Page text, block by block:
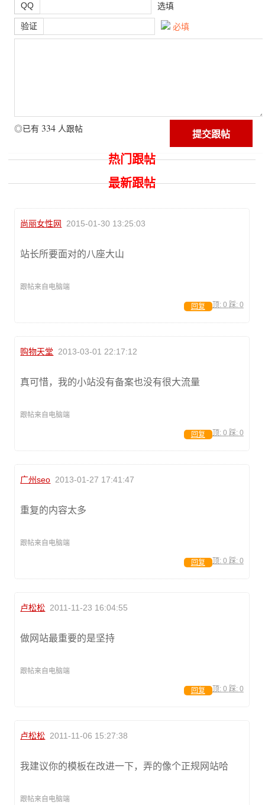
QQ 选填
验证 必填
◎已有 334 人跟帖
热门跟帖
最新跟帖
尚丽女性网 2015-01-30 13:25:03
站长所要面对的八座大山
跟帖来自电脑端
顶: 0 踩: 0
回复
购物天堂 2013-03-01 22:17:12
真可惜，我的小站没有备案也没有很大流量
跟帖来自电脑端
顶: 0 踩: 0
回复
广州seo 2013-01-27 17:41:47
重复的内容太多
跟帖来自电脑端
顶: 0 踩: 0
回复
卢松松 2011-11-23 16:04:55
做网站最重要的是坚持
跟帖来自电脑端
顶: 0 踩: 0
回复
卢松松 2011-11-06 15:27:38
我建议你的模板在改进一下，弄的像个正规网站哈
跟帖来自电脑端